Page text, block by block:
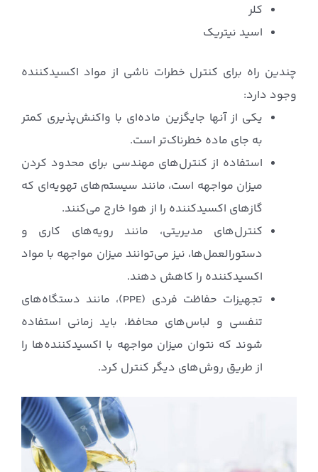
کلر
اسید نیتریک
چندین راه برای کنترل خطرات ناشی از مواد اکسیدکننده
وجود دارد:
یکی از آنها جایگزین ماده‌ای با واکنش‌پذیری کمتر
به جای ماده خطرناک‌تر است.
استفاده از کنترل‌های مهندسی برای محدود کردن
میزان مواجهه است، مانند سیستم‌های تهویه‌ای که
گازهای اکسیدکننده را از هوا خارج می‌کنند.
کنترل‌های مدیریتی، مانند رویه‌های کاری و
دستورالعمل‌ها، نیز می‌توانند میزان مواجهه با مواد
اکسیدکننده را کاهش دهند.
تجهیزات حفاظت فردی (PPE)، مانند دستگاه‌های
تنفسی و لباس‌های محافظ، باید زمانی استفاده
شوند که نتوان میزان مواجهه با اکسیدکننده‌ها را
از طریق روش‌های دیگر کنترل کرد.